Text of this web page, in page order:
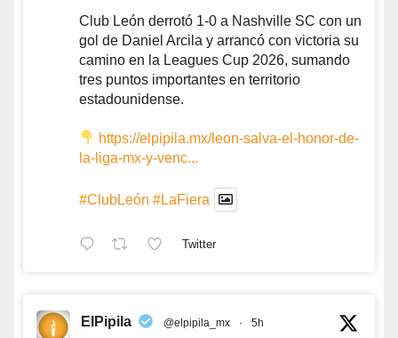
Club León derrotó 1-0 a Nashville SC con un
gol de Daniel Arcila y arrancó con victoria su
camino en la Leagues Cup 2026, sumando
tres puntos importantes en territorio
estadounidense.
https://elpipila.mx/leon-salva-el-honor-de-
la-liga-mx-y-venc...
#ClubLeón #LaFiera
Twitter
ElPipila @elpipila_mx · 5h